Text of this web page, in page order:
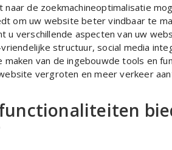
naar de zoekmachineoptimalisatie
om uw website beter vindbaar te
u verschillende aspecten van uw
structuur, social media
maken van de ingebouwde tools en
vergroten en meer verkeer
functionaliteiten